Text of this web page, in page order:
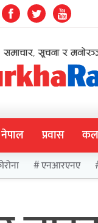
नेपाल प्रवास
एनआरएनए